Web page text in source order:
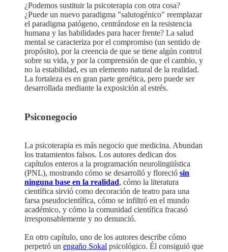
¿Podemos sustituir la psicoterapia con otra cosa?
¿Puede un nuevo paradigma "salutogénico" reemplazar
el paradigma patógeno, centrándose en la resistencia
humana y las habilidades para hacer frente? La salud
mental se caracteriza por el compromiso (un sentido de
propósito), por la creencia de que se tiene algún control
sobre su vida, y por la comprensión de que el cambio, y
no la estabilidad, es un elemento natural de la realidad.
La fortaleza es en gran parte genética, pero puede ser
desarrollada mediante la exposición al estrés.
Psiconegocio
La psicoterapia es más negocio que medicina. Abundan
los tratamientos falsos. Los autores dedican dos
capítulos enteros a la programación neurolingüística
(PNL), mostrando cómo se desarrolló y floreció sin
ninguna base en la realidad, cómo la literatura
científica sirvió como decoración de teatro para una
farsa pseudocientífica, cómo se infiltró en el mundo
académico, y cómo la comunidad científica fracasó
irresponsablemente y no denunció.
En otro capítulo, uno de los autores describe cómo
perpetró un engaño Sokal psicológico. Él consiguió que